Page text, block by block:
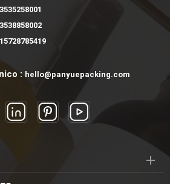
: hello@panyuepacking.com